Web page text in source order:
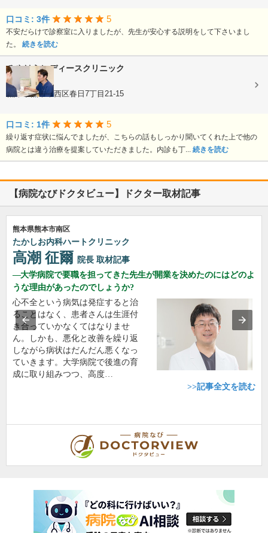
口コミ: 3件 5
不安だらけで診察室に入りましたが、先生が安心する説明をして下さいまし
た。 続きを読む
みやはらレディースクリニック
婦人科
熊本県熊本市西区春日7丁目21-15
口コミ: 1件 5
繰り返す症状に悩んでましたが、こちらの話もしっかり聞いてくれた上で他の
病院とは違う治療を提案していただきました。内診も丁... 続きを読む
【病院なびドクタビュー】ドクター取材記事
熊本県熊本市南区
たかしお内科ハートクリニック
高潮 征爾 院長 取材記事
大学病院で要職を担ってきた先生が開業を決めたのにはどのよ
うな理由があったのでしょうか?
心不全という病気は発症すると治
ることはなく、患者さんは生涯付
き合っていかなくてはなりませ
ん。しかも、悪化と改善を繰り返
しながら病状はだんだん悪くなっ
ていきます。大学病院で後進の育
成に取り組みつつ、高度…
>>記事全文を読む